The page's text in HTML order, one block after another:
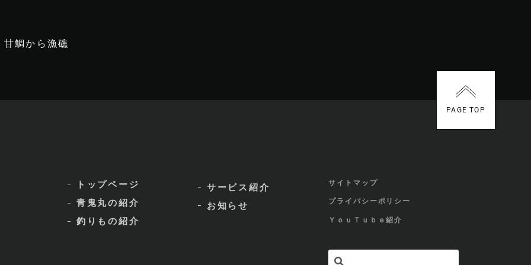
甘鯛から漁礁
PAGE TOP
トップページ
青鬼丸の紹介
釣りもの紹介
サービス紹介
お知らせ
サイトマップ
プライバシーポリシー
ＹｏｕＴｕｂｅ紹介